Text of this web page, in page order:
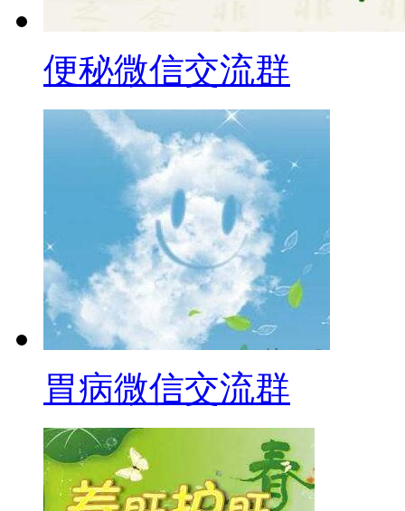
便秘微信交流群
胃病微信交流群